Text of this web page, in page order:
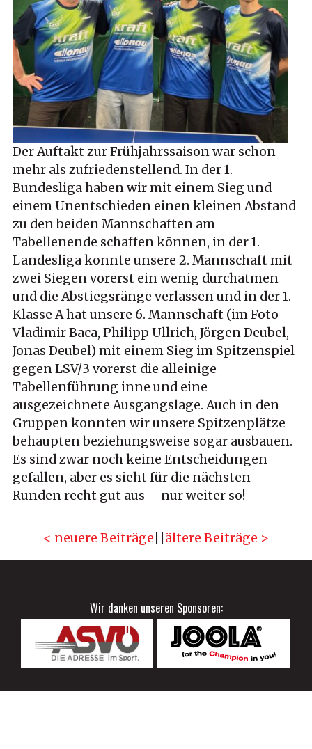
Der Auftakt zur Frühjahrssaison war schon
mehr als zufriedenstellend. In der 1.
Bundesliga haben wir mit einem Sieg und
einem Unentschieden einen kleinen Abstand
zu den beiden Mannschaften am
Tabellenende schaffen können, in der 1.
Landesliga konnte unsere 2. Mannschaft mit
zwei Siegen vorerst ein wenig durchatmen
und die Abstiegsränge verlassen und in der 1.
Klasse A hat unsere 6. Mannschaft (im Foto
Vladimir Baca, Philipp Ullrich, Jörgen Deubel,
Jonas Deubel) mit einem Sieg im Spitzenspiel
gegen LSV/3 vorerst die alleinige
Tabellenführung inne und eine
ausgezeichnete Ausgangslage. Auch in den
Gruppen konnten wir unsere Spitzenplätze
behaupten beziehungsweise sogar ausbauen.
Es sind zwar noch keine Entscheidungen
gefallen, aber es sieht für die nächsten
Runden recht gut aus – nur weiter so!
< neuere Beiträge ältere Beiträge >
Wir danken unseren Sponsoren: